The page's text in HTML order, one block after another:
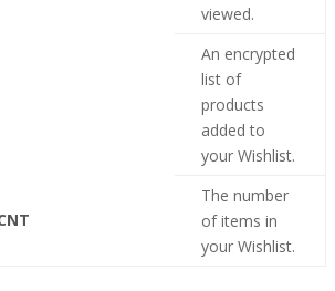
viewed.
An encrypted
list of
products
added to
your Wishlist.
The number
of items in
your Wishlist.